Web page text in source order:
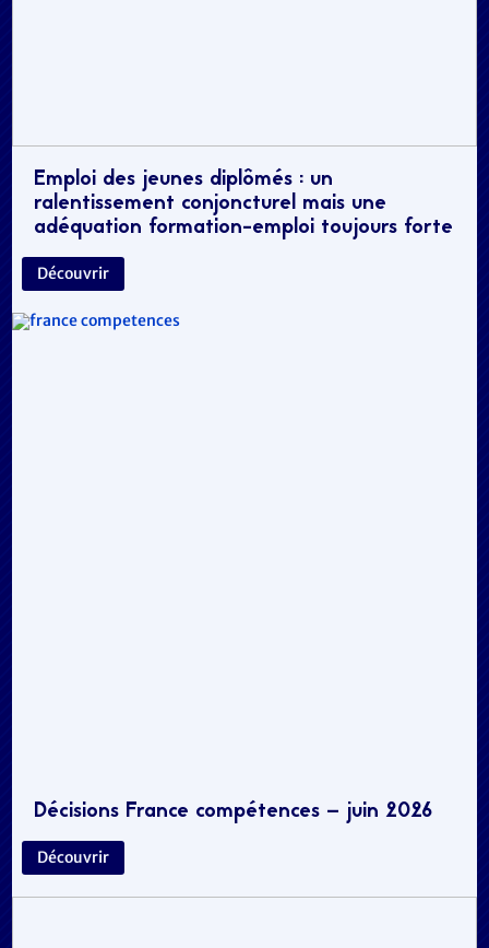
Emploi des jeunes diplômés : un
ralentissement conjoncturel mais une
adéquation formation-emploi toujours forte
Découvrir
Décisions France compétences – juin 2026
Découvrir